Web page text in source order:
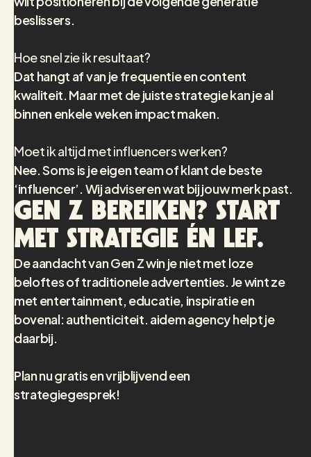
beslissers.
Hoe snel zie ik resultaat?
Dat hangt af van je frequentie en content
kwaliteit. Maar met de juiste strategie kan je al
binnen enkele weken impact maken.
Moet ik altijd met influencers werken?
Nee. Soms is je eigen team of klant de beste
‘influencer’. Wij adviseren wat bij jouw merk past.
Gen Z bereiken? Start
met strategie én lef.
De aandacht van Gen Z win je niet met loze
beloftes of traditionele advertenties. Je wint ze
met entertainment, educatie, inspiratie en
bovenal: authenticiteit. aidem agency helpt je
daarbij.
Plan nu gratis en vrijblijvend een
strategiegesprek!